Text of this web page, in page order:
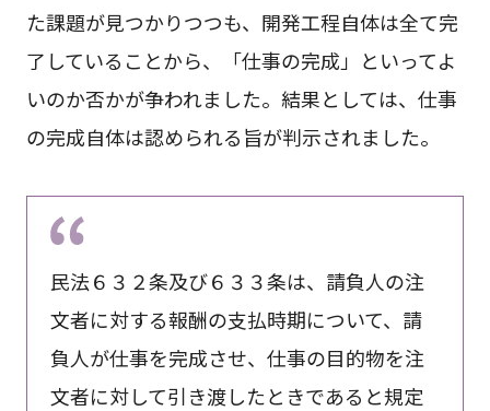
た課題が見つかりつつも、開発工程自体は全て完
了していることから、「仕事の完成」といってよ
いのか否かが争われました。結果としては、仕事
の完成自体は認められる旨が判示されました。
民法６３２条及び６３３条は、請負人の注
文者に対する報酬の支払時期について、請
負人が仕事を完成させ、仕事の目的物を注
文者に対して引き渡したときであると規定